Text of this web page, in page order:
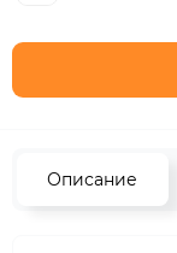
Описание